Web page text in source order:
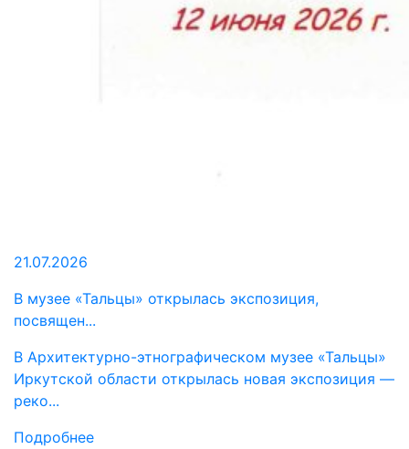
21.07.2026
В музее «Тальцы» открылась экспозиция,
посвящен...
В Архитектурно-этнографическом музее «Тальцы»
Иркутской области открылась новая экспозиция —
реко...
Подробнее